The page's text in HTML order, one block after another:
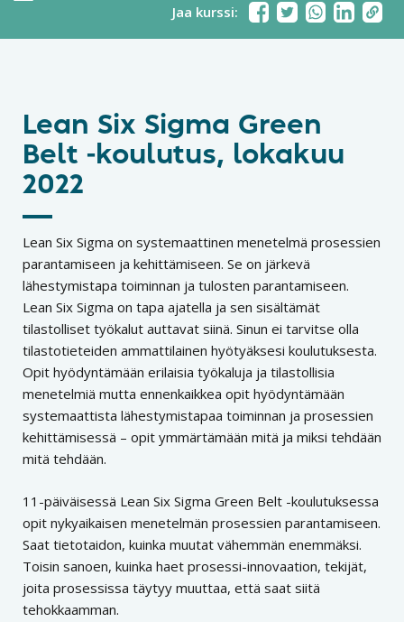
Jaa kurssi:
Lean Six Sigma Green
Belt -koulutus, lokakuu
2022
Lean Six Sigma on systemaattinen menetelmä prosessien
parantamiseen ja kehittämiseen. Se on järkevä
lähestymistapa toiminnan ja tulosten parantamiseen.
Lean Six Sigma on tapa ajatella ja sen sisältämät
tilastolliset työkalut auttavat siinä. Sinun ei tarvitse olla
tilastotieteiden ammattilainen hyötyäksesi koulutuksesta.
Opit hyödyntämään erilaisia työkaluja ja tilastollisia
menetelmiä mutta ennenkaikkea opit hyödyntämään
systemaattista lähestymistapaa toiminnan ja prosessien
kehittämisessä – opit ymmärtämään mitä ja miksi tehdään
mitä tehdään.
11-päiväisessä Lean Six Sigma Green Belt -koulutuksessa
opit nykyaikaisen menetelmän prosessien parantamiseen.
Saat tietotaidon, kuinka muutat vähemmän enemmäksi.
Toisin sanoen, kuinka haet prosessi-innovaation, tekijät,
joita prosessissa täytyy muuttaa, että saat siitä
tehokkaamman.